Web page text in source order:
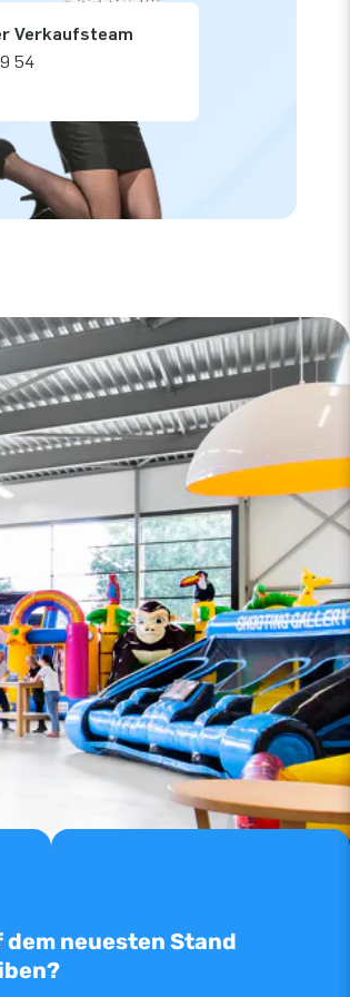
Verkaufsteam
54
dem neuesten Stand